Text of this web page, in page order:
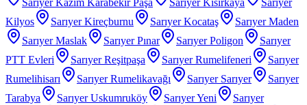
Sarıyer Kâzım Karabekir Paşa
Sarıyer Kısırkaya
Sarıyer
Kilyos
Sarıyer Kireçburnu Sarıyer Kocataş
Sarıyer Maden
Sarıyer Maslak
Sarıyer Pınar Sarıyer Poligon
Sarıyer
PTT Evleri
Sarıyer Reşitpaşa Sarıyer Rumelifeneri
Sarıyer
Rumelihisarı
Sarıyer Rumelikavağı Sarıyer Sarıyer
Sarıyer
Tarabya
Sarıyer Uskumruköy Sarıyer Yeni
Sarıyer